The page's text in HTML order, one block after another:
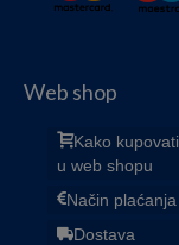
Web shop
Kako kupovati
u web shopu
Način plaćanja
Dostava